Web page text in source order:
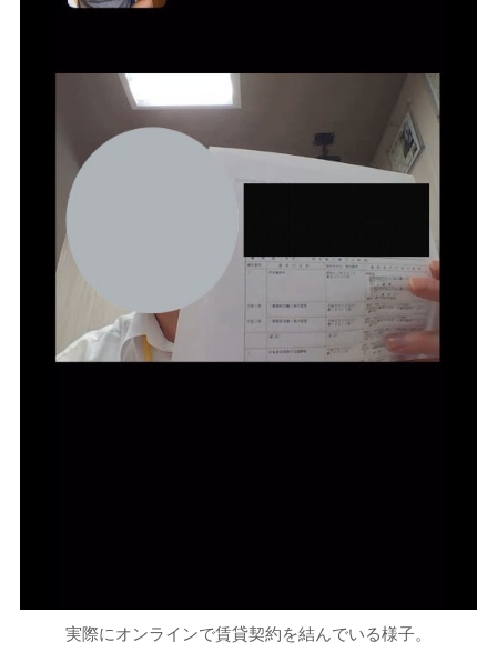
実際にオンラインで賃貸契約を結んでいる様子。